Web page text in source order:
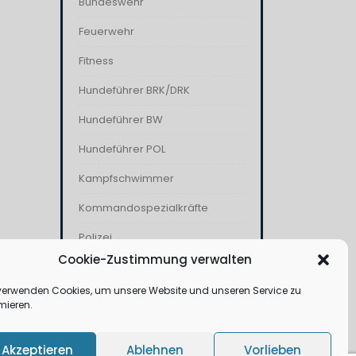
Cookie-Zustimmung verwalten
Cookies, um unsere Website und unseren Service zu
Akzeptieren Ablehnen Vorlieben
Feuerwehr
Fitness
Hundeführer BRK/DRK
Hundeführer BW
Hundeführer POL
Kampfschwimmer
Kommandospezialkräfte
Polizei
THW
Wasserwacht